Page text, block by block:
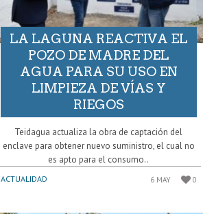
LA LAGUNA REACTIVA EL
POZO DE MADRE DEL
AGUA PARA SU USO EN
LIMPIEZA DE VÍAS Y
RIEGOS
Teidagua actualiza la obra de captación del
enclave para obtener nuevo suministro, el cual no
es apto para el consumo..
ACTUALIDAD 6 MAY 0